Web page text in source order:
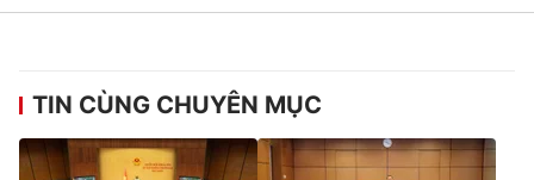
TIN CÙNG CHUYÊN MỤC